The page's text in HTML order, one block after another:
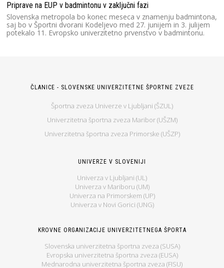
Priprave na EUP v badmintonu v zaključni fazi
Slovenska metropola bo konec meseca v znamenju badmintona,
saj bo v Športni dvorani Kodeljevo med 27. junijem in 3. julijem
potekalo 11. Evropsko univerzitetno prvenstvo v badmintonu.
ČLANICE - SLOVENSKE UNIVERZITETNE ŠPORTNE ZVEZE
Športna zveza Univerze v Ljubljani (ŠZUL)
Univerzitetna športna zveza Maribor (UŠZM)
Univerzitetna športna zveza Primorske (UŠZP)
UNIVERZE V SLOVENIJI
Univerza v Ljubljani (UL)
Univerza v Mariboru (UM)
Univerza na Primorskem (UP)
Univerza v Novi Gorici (UNG)
KROVNE ORGANIZACIJE UNIVERZITETNEGA ŠPORTA
Slovenska univerzitetna športna zveza (SUSA)
Evropska univerzitetna športna zveza (EUSA)
Mednarodna univerzitetna športna zveza (FISU)